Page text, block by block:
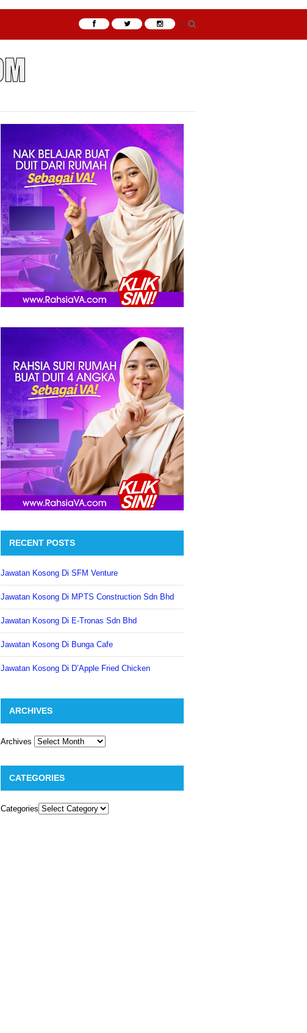
RECENT POSTS
Jawatan Kosong Di SFM Venture
Jawatan Kosong Di MPTS Construction Sdn Bhd
Jawatan Kosong Di E-Tronas Sdn Bhd
Jawatan Kosong Di Bunga Cafe
Jawatan Kosong Di D’Apple Fried Chicken
ARCHIVES
Archives
CATEGORIES
Categories